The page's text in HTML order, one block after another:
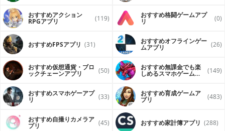
おすすめアクション
RPGアプリ (119) おすすめ格闘ゲームアプ
リ (0)
おすすめFPSアプリ (31) おすすめオフラインゲー
ムアプリ (26)
おすすめ仮想通貨・ブロ
ックチェーンアプリ (50) おすすめ無課金でも楽
しめるスマホゲームア (149)
おすすめスマホゲーアプ
リ (33) おすすめ育成ゲームア
プリ (483)
おすすめ自撮りカメラア
プリ (45) おすすめ家計簿アプリ (288)